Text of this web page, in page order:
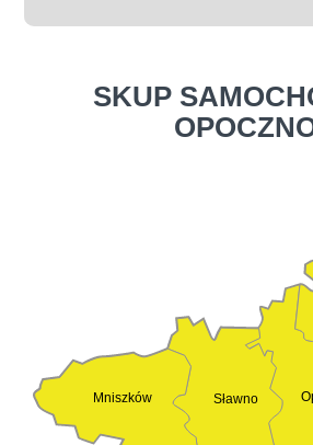
SKUP
Sławno
Mniszków